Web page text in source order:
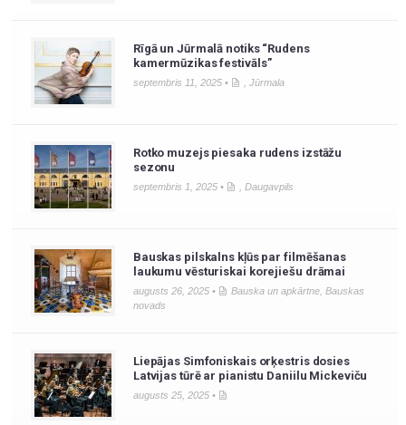
Rīgā un Jūrmalā notiks “Rudens
kamermūzikas festivāls”
septembris 11, 2025 • Jūrmala
Rotko muzejs piesaka rudens izstāžu
sezonu
septembris 1, 2025 • Daugavpils
Bauskas pilskalns kļūs par filmēšanas
laukumu vēsturiskai korejiešu drāmai
augusts 26, 2025 • Bauska un apkārtne, Bauskas
novads
Liepājas Simfoniskais orķestris dosies
Latvijas tūrē ar pianistu Daniilu Mickeviču
augusts 25, 2025 •